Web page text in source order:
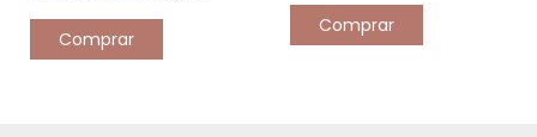
Comprar
Comprar